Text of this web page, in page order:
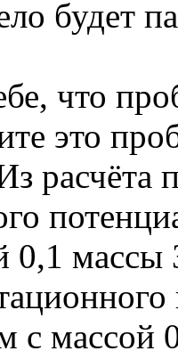
будет
что
это
расчёта
0,1
с массой